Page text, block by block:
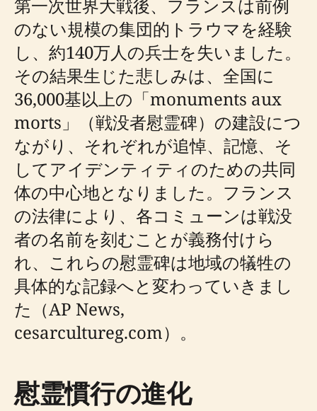
第一次世界大戦後、フランスは前例
のない規模の集団的トラウマを経験
し、約140万人の兵士を失いました。
その結果生じた悲しみは、全国に
36,000基以上の「monuments aux
morts」（戦没者慰霊碑）の建設につ
ながり、それぞれが追悼、記憶、そ
してアイデンティティのための共同
体の中心地となりました。フランス
の法律により、各コミューンは戦没
者の名前を刻むことが義務付けら
れ、これらの慰霊碑は地域の犠牲の
具体的な記録へと変わっていきまし
た（AP News,
cesarcultureg.com）。
慰霊慣行の進化